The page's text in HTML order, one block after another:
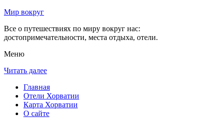
Мир вокруг
Все о путешествиях по миру вокруг нас:
достопримечательности, места отдыха, отели.
Меню
Читать далее
Главная
Отели Хорватии
Карта Хорватии
О сайте